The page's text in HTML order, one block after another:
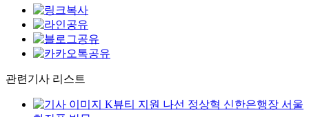
관련기사 리스트
K뷰티 지원 나선 정상혁 신한은행장 서울